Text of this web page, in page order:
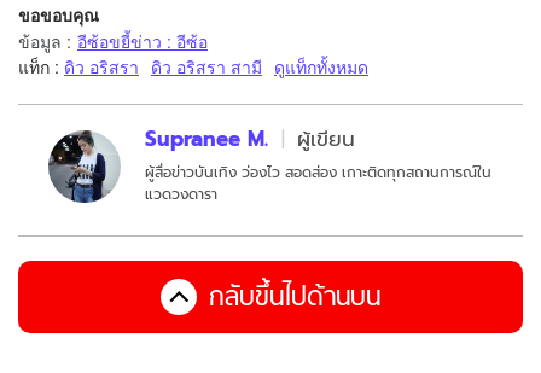
ขอขอบคุณ
ข้อมูล : อีซ้อขยี้ข่าว : อีซ้อ
แท็ก : ดิว อริสรา ดิว อริสรา สามี ดูแท็กทั้งหมด
Supranee M. ผู้เขียน
ผู้สื่อข่าวบันเทิง ว่องไว สอดส่อง เกาะติดทุกสถานการณ์ใน
แวดวงดารา
กลับขึ้นไปด้านบน